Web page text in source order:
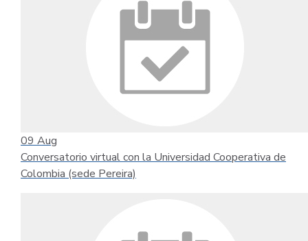
09 Aug
Conversatorio virtual con la Universidad Cooperativa de
Colombia (sede Pereira)